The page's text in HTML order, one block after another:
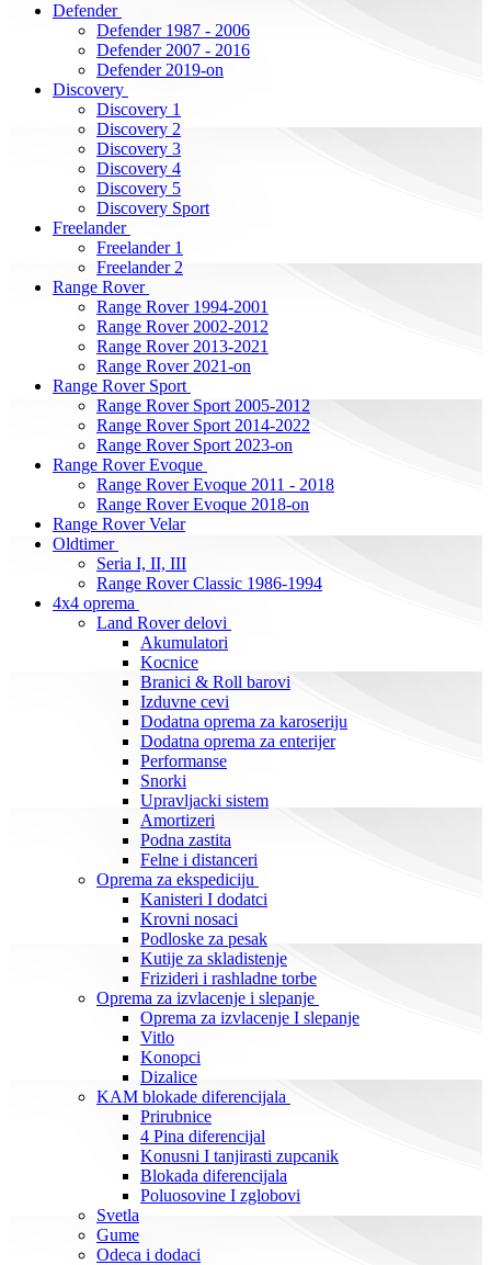
Defender
Defender 1987 - 2006
Defender 2007 - 2016
Defender 2019-on
Discovery
Discovery 1
Discovery 2
Discovery 3
Discovery 4
Discovery 5
Discovery Sport
Freelander
Freelander 1
Freelander 2
Range Rover
Range Rover 1994-2001
Range Rover 2002-2012
Range Rover 2013-2021
Range Rover 2021-on
Range Rover Sport
Range Rover Sport 2005-2012
Range Rover Sport 2014-2022
Range Rover Sport 2023-on
Range Rover Evoque
Range Rover Evoque 2011 - 2018
Range Rover Evoque 2018-on
Range Rover Velar
Oldtimer
Seria I, II, III
Range Rover Classic 1986-1994
4x4 oprema
Land Rover delovi
Akumulatori
Kocnice
Branici & Roll barovi
Izduvne cevi
Dodatna oprema za karoseriju
Dodatna oprema za enterijer
Performanse
Snorki
Upravljacki sistem
Amortizeri
Podna zastita
Felne i distanceri
Oprema za ekspediciju
Kanisteri I dodatci
Krovni nosaci
Podloske za pesak
Kutije za skladistenje
Frizideri i rashladne torbe
Oprema za izvlacenje i slepanje
Oprema za izvlacenje I slepanje
Vitlo
Konopci
Dizalice
KAM blokade diferencijala
Prirubnice
4 Pina diferencijal
Konusni I tanjirasti zupcanik
Blokada diferencijala
Poluosovine I zglobovi
Svetla
Gume
Odeca i dodaci